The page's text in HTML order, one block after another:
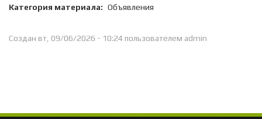
Категория материала: Объявления
Создан вт, 09/06/2026 - 10:24 пользователем admin